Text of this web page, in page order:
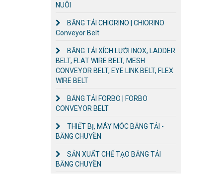
NUÔI
BĂNG TẢI CHIORINO | CHIORINO
Conveyor Belt
BĂNG TẢI XÍCH LƯỚI INOX, LADDER
BELT, FLAT WIRE BELT, MESH
CONVEYOR BELT, EYE LINK BELT, FLEX
WIRE BELT
BĂNG TẢI FORBO | FORBO
CONVEYOR BELT
THIẾT BỊ, MÁY MÓC BĂNG TẢI -
BĂNG CHUYỀN
SẢN XUẤT CHẾ TẠO BĂNG TẢI
BĂNG CHUYỀN